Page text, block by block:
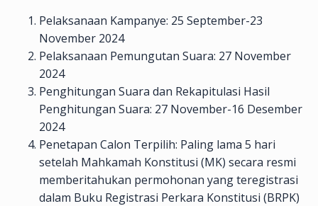
Pelaksanaan Kampanye: 25 September-23
November 2024
Pelaksanaan Pemungutan Suara: 27 November
2024
Penghitungan Suara dan Rekapitulasi Hasil
Penghitungan Suara: 27 November-16 Desember
2024
Penetapan Calon Terpilih: Paling lama 5 hari
setelah Mahkamah Konstitusi (MK) secara resmi
memberitahukan permohonan yang teregistrasi
dalam Buku Registrasi Perkara Konstitusi (BRPK)